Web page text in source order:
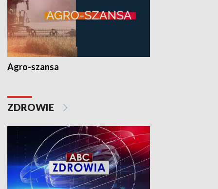
Agro-szansa
ZDROWIE